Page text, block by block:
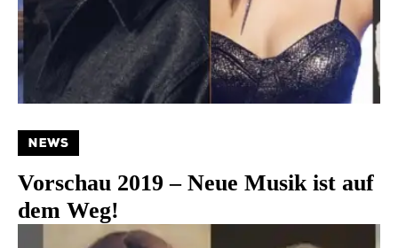
NEWS
Vorschau 2019 – Neue Musik ist auf
dem Weg!